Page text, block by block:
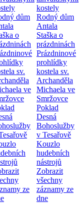
dům
o
sv.
ve
ze
kostely
Rodný dům
Antala
Staška o
prázdninách
Prázdninové
prohlídky
kostela sv.
Archanděla
Michaela ve
Smržovce
Poklad
Desná
Bohoslužby
v Tesařově
Kouzlo
hudebních
nástrojů
Zobrazit
všechny
záznamy ze
dne